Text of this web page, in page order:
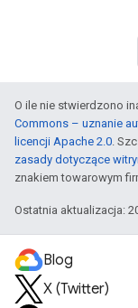
O ile nie stwierdzono
Commons – uznanie
licencji Apache 2.0.
zasady dotyczące
znakiem towarowym
Ostatnia aktualizacja:
Blog
X (Twitter)